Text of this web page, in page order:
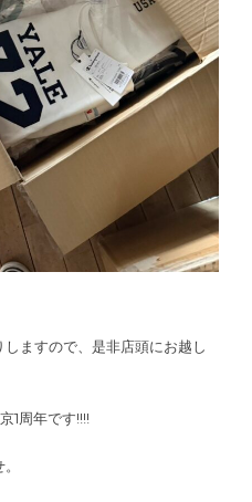
ますので、是非店頭にお越し
1周年です!!!!